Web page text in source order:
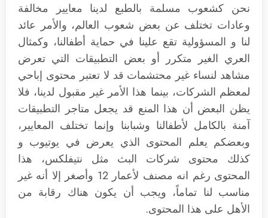
نحن كشعوب مسلمة بالطبع لدينا معايير مخالفة
وعادات تختلف عن بعض شعوب العالم، والأمر عائد
لنا و المسؤولية تقع علينا في حماية أطفالنا، وكمثال
العري الغير متكرر أو بعض التطبيقات التي تعرض
مشاهد لنساء غير محتشمات قد لا تعتبر محتوى إباحي
لمعظم الشركات، بينما هذا الأمر غير مقبول لدينا، فلا
يظن البعض أن هذا المنع قد يجعل متاجر التطبيقات
آمنة بالكامل لأطفالنا وشبابنا وإنما تختلف المعايير،
وبعضكم يعلم المحتوى الذي يعرض في يوتيوب و
كذلك محتوى شركات البث مثل نتيفلكس، هذا
المحتوى رغم انه مصنف لأعمار 12 وأصغر إلا أنه غير
مناسب لنا تماماً، ويجب أن يكون هناك رقابة من
الأهل على هذا المحتوى.